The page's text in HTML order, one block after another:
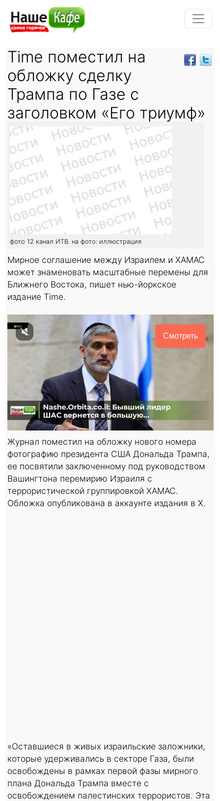
Time поместил на
обложку сделку
Трампа по Газе с
заголовком «Его триумф»
фото 12 канал ИТВ. на фото: иллюстрация
Мирное соглашение между Израилем и ХАМАС
может знаменовать масштабные перемены для
Ближнего Востока, пишет нью-йоркское
издание Time.
Смотреть
Журнал поместил на обложку нового номера
фотографию президента США Дональда Трампа,
ее посвятили заключенному под руководством
Вашингтона перемирию Израиля с
террористической группировкой ХАМАС.
Обложка опубликована в аккаунте издания в X.
«Оставшиеся в живых израильские заложники,
которые удерживались в секторе Газа, были
освобождены в рамках первой фазы мирного
плана Дональда Трампа вместе с
освобождением палестинских террористов. Эта